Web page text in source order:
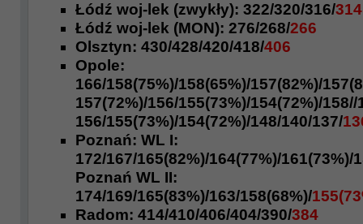
Łódź woj-lek (zwykły): 322/320/316/314
Łódź woj-lek (MON): 276/268/266
Olsztyn: 430/428/420/418/406
Opole:
166/158(75%)/158(65%)/157(82%)/
157(72%)/156/155(73%)/154(72%)/
156/155(73%)/154(72%)/148/140/137/
Poznań: WL I:
172/167/165(82%)/164(77%)/161(73%)/
Poznań WL II:
174/169/165(83%)/163/158(68%)/
Radom: 414/410/406/404/390/384